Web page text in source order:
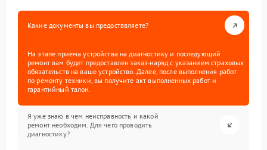
Какие документы вы предоставляете?
На этапе приема устройства на диагностику и последующий
ремонт вам будет предоставлен заказ-наряд с указанием страховых
обязательств на ваше устройство. Далее, после выполнения работ
по ремонту техники, вы получите акт выполненных работ и
гарантийный талон.
Я уже знаю в чем неисправность и какой
ремонт необходим. Для чего проводить
диагностику?